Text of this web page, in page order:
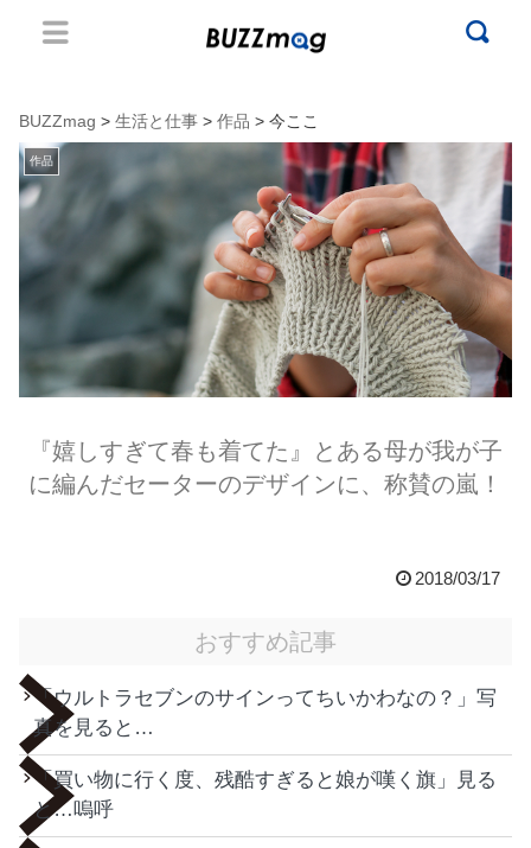
BUZZmag > 生活と仕事 > 作品 > 今ここ
作品
『嬉しすぎて春も着てた』とある母が我が子
に編んだセーターのデザインに、称賛の嵐！
2018/03/17
おすすめ記事
「ウルトラセブンのサインってちいかわなの？」写
真を見ると…
「買い物に行く度、残酷すぎると娘が嘆く旗」見る
と…嗚呼